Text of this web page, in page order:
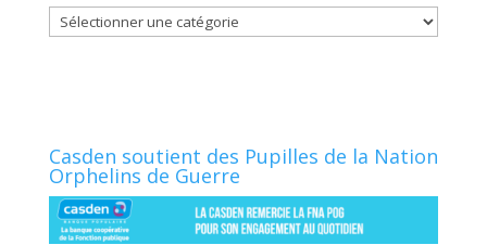
Catégories
Casden soutient des Pupilles de la Nation
Orphelins de Guerre